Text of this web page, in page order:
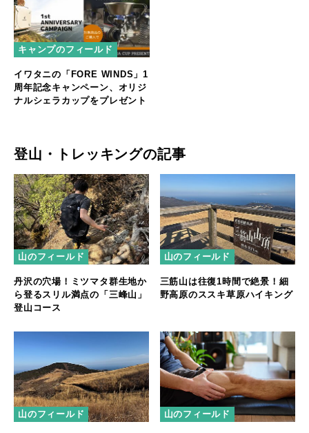
キャンプのフィールド
イワタニの「FORE WINDS」1
周年記念キャンペーン、オリジ
ナルシェラカップをプレゼント
登山・トレッキングの記事
山のフィールド
丹沢の穴場！ミツマタ群生地か
ら登るスリル満点の「三峰山」
登山コース
山のフィールド
三筋山は往復1時間で絶景！細
野高原のススキ草原ハイキング
山のフィールド 山のフィールド